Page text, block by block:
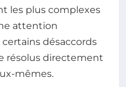
les plus complexes
attention
désaccords
résolus directement
mêmes.